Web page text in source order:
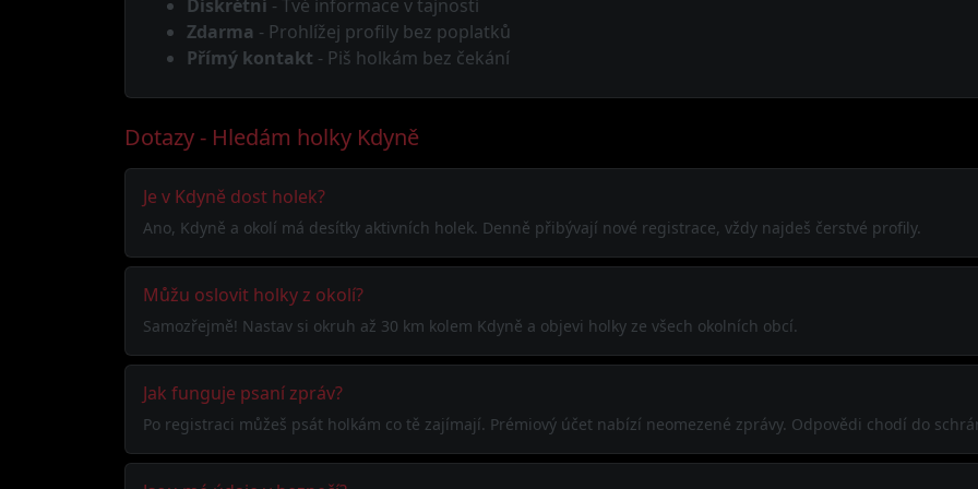
Diskrétní - Tvé informace v tajnosti
Zdarma - Prohlížej profily bez poplatků
Přímý kontakt - Piš holkám bez čekání
Dotazy - Hledám holky Kdyně
Je v Kdyně dost holek?
Ano, Kdyně a okolí má desítky aktivních holek. Denně přibývají nové registrace, vždy najdeš čerstvé profily.
Můžu oslovit holky z okolí?
Samozřejmě! Nastav si okruh až 30 km kolem Kdyně a objevi holky ze všech okolních obcí.
Jak funguje psaní zpráv?
Po registraci můžeš psát holkám co tě zajímají. Prémiový účet nabízí neomezené zprávy. Odpovědi chodí do